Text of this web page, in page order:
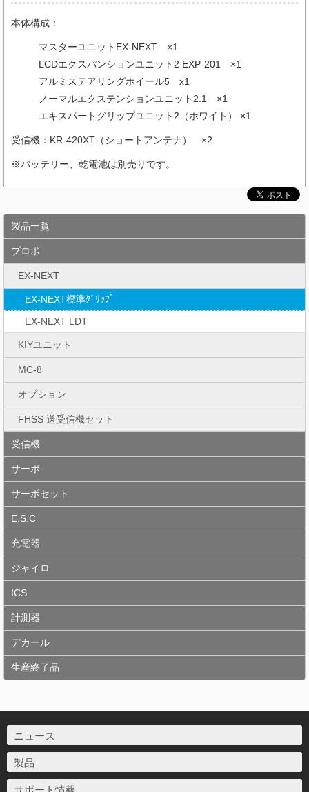
本体構成：
マスターユニットEX-NEXT ×1
LCDエクスパンションユニット2 EXP-201 ×1
アルミステアリングホイール5 x1
ノーマルエクステンションユニット2.1 ×1
エキスパートグリップユニット2（ホワイト） ×1
受信機：KR-420XT（ショートアンテナ） ×2
※バッテリー、乾電池は別売りです。
製品一覧
プロポ
EX-NEXT
EX-NEXT標準ｸﾞﾘｯﾌﾟ
EX-NEXT LDT
KIYユニット
MC-8
オプション
FHSS 送受信機セット
受信機
サーボ
サーボセット
E.S.C
充電器
ジャイロ
ICS
計測器
デカール
生産終了品
ニュース
製品